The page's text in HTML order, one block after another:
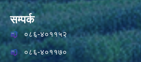
सम्पर्क
०८६-४०११५२
०८६-४०११७०